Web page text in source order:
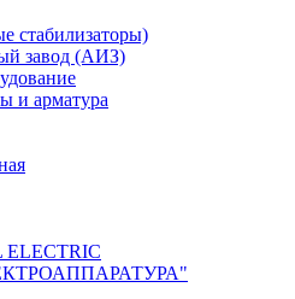
стабилизаторы)
завод (АИЗ)
и арматура
ELECTRIC